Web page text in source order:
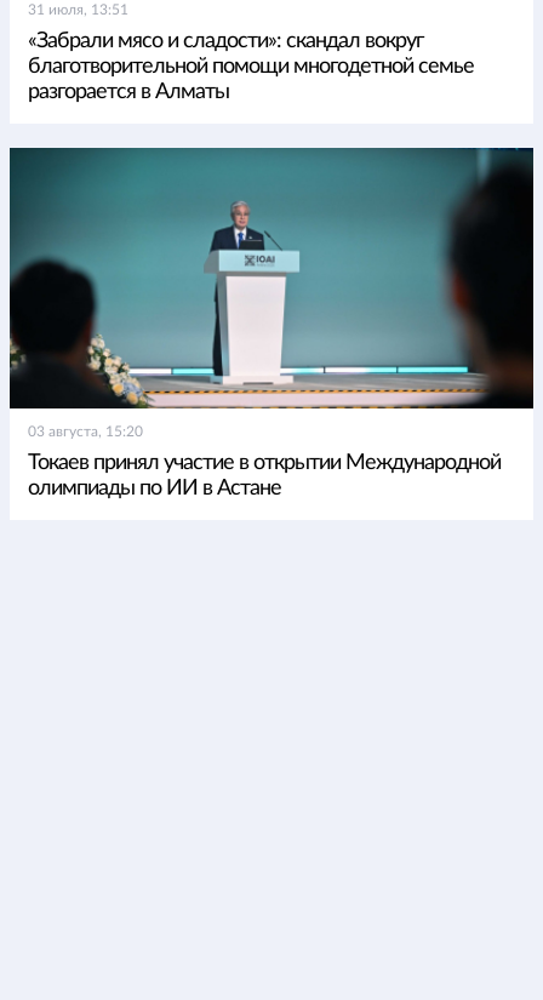
31 июля, 13:51
«Забрали мясо и сладости»: скандал вокруг
благотворительной помощи многодетной семье
разгорается в Алматы
03 августа, 15:20
Токаев принял участие в открытии Международной
олимпиады по ИИ в Астане